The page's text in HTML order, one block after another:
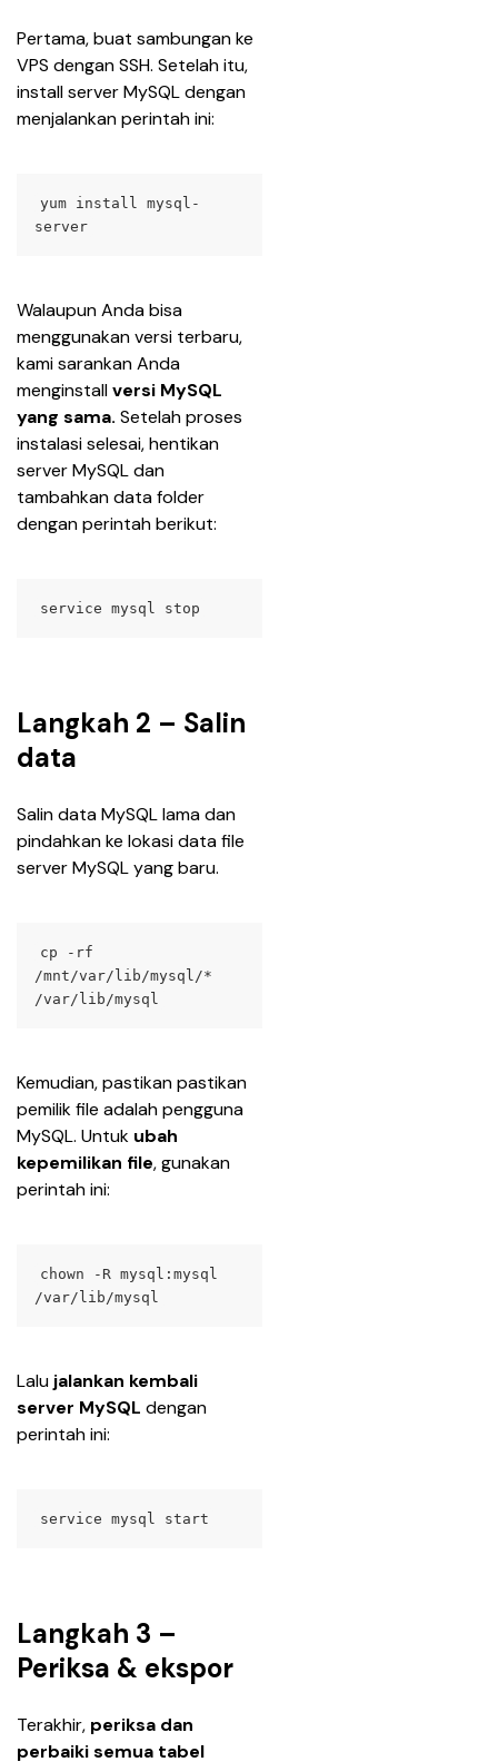
Pertama, buat sambungan ke
VPS dengan SSH. Setelah itu,
install server MySQL dengan
menjalankan perintah ini:
yum install mysql-
server
Walaupun Anda bisa
menggunakan versi terbaru,
kami sarankan Anda
menginstall versi MySQL
yang sama. Setelah proses
instalasi selesai, hentikan
server MySQL dan
tambahkan data folder
dengan perintah berikut:
service mysql stop
Langkah 2 – Salin
data
Salin data MySQL lama dan
pindahkan ke lokasi data file
server MySQL yang baru.
cp -rf
/mnt/var/lib/mysql/*
/var/lib/mysql
Kemudian, pastikan pastikan
pemilik file adalah pengguna
MySQL. Untuk ubah
kepemilikan file, gunakan
perintah ini:
chown -R mysql:mysql
/var/lib/mysql
Lalu jalankan kembali
server MySQL dengan
perintah ini:
service mysql start
Langkah 3 –
Periksa & ekspor
Terakhir, periksa dan
perbaiki semua tabel